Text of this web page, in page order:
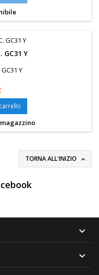
GC31 Y
GC31 Y
TORNA ALL'INIZIO 

